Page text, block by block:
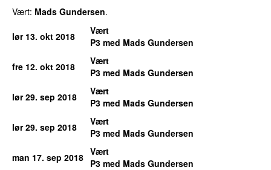
Vært: Mads Gundersen.
lør 13. okt 2018
Vært
P3 med Mads Gundersen
fre 12. okt 2018
Vært
P3 med Mads Gundersen
lør 29. sep 2018
Vært
P3 med Mads Gundersen
lør 29. sep 2018
Vært
P3 med Mads Gundersen
man 17. sep 2018 Vært
P3 med Mads Gundersen